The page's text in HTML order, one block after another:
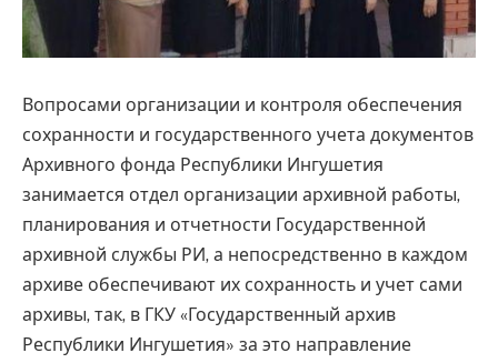
Вопросами организации и контроля обеспечения
сохранности и государственного учета документов
Архивного фонда Республики Ингушетия
занимается отдел организации архивной работы,
планирования и отчетности Государственной
архивной службы РИ, а непосредственно в каждом
архиве обеспечивают их сохранность и учет сами
архивы, так, в ГКУ «Государственный архив
Республики Ингушетия» за это направление